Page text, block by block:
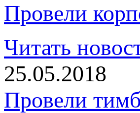
Провели
Читать
25.05.2018
Провели